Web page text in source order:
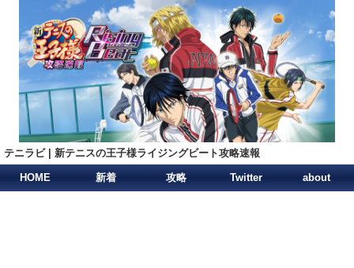
テニラビ | 新テニスの王子様ライジングビート攻略速報
HOME 新着 攻略 Twitter about